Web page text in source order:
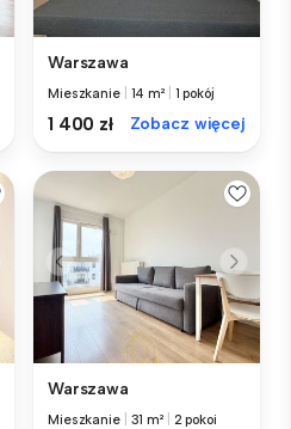
Warszawa
Mieszkanie 14 m² 1 pokój
1 400 zł Zobacz więcej
Warszawa
Mieszkanie 31 m² 2 pokoi